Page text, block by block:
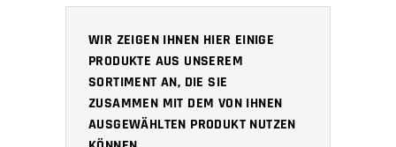
WIR ZEIGEN IHNEN HIER EINIGE
PRODUKTE AUS UNSEREM
SORTIMENT AN, DIE SIE
ZUSAMMEN MIT DEM VON IHNEN
AUSGEWÄHLTEN PRODUKT NUTZEN